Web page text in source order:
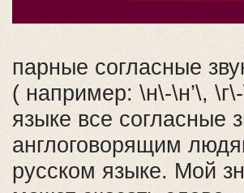
парные согласные
( например: \н\-\н’\,
языке все
англоговорящим
русском языке. Мой